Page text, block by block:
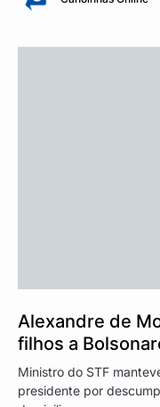
Alexandre de
filhos a
Ministro do STF
presidente por